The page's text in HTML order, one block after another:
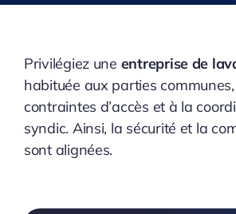
Privilégiez une entreprise de
habituée aux parties
contraintes d’accès et à la
syndic. Ainsi, la sécurité et la
sont alignées.